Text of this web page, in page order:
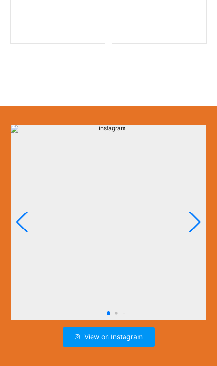
View on Instagram